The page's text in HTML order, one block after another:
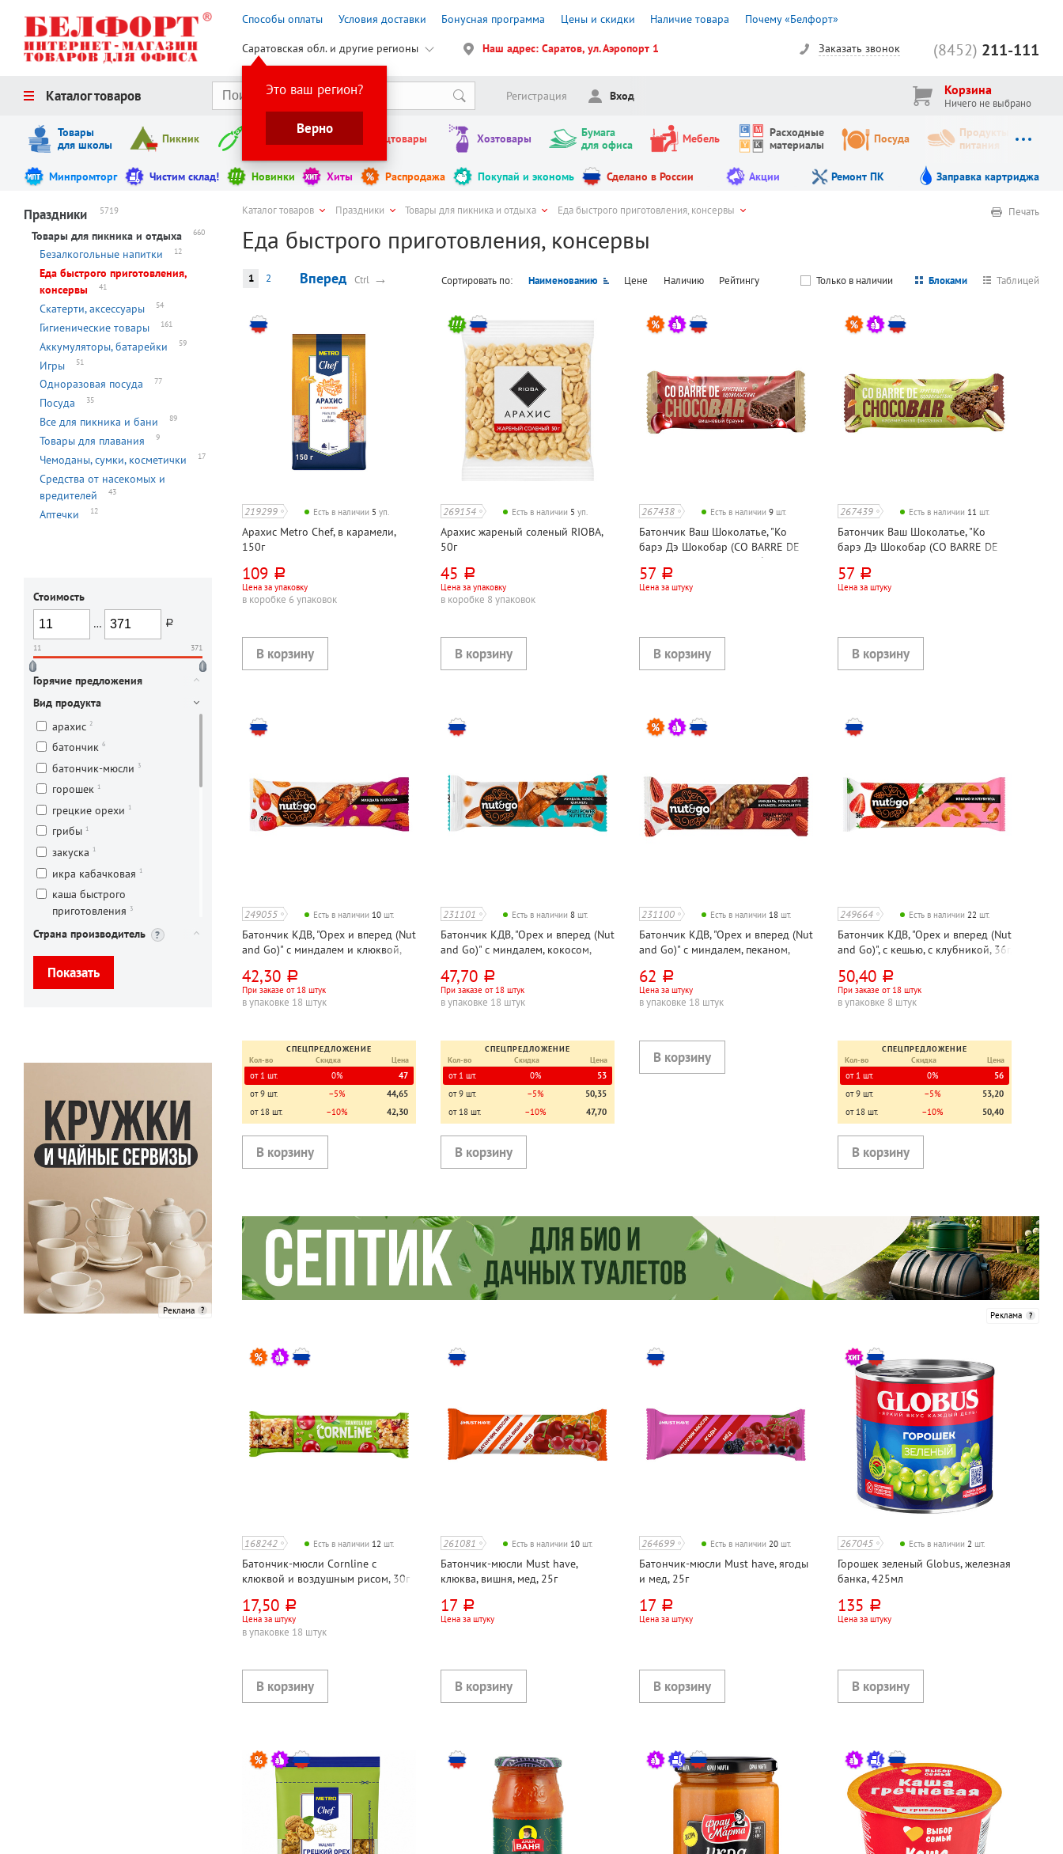
Способы оплаты Условия доставки Бонусная программа Цены и скидки Наличие товара Почему «Белфорт»
Саратовская обл. и другие регионы
Это ваш регион?
Верно
Наш адрес: Саратов, ул. Аэропорт 1 (8452) 211-111
Заказать звонок
Каталог товаров Регистрация Вход Корзина
Ничего не выбрано
Товары
для школы
Пикник Инструменты Канцтовары Хозтовары
Бумага
для офиса
Мебель
Расходные
материалы
Посуда
Продукты
питания
Минпромторг Чистим склад! Новинки Хиты Распродажа Покупай и экономь Сделано в России Акции Ремонт ПК Заправка картриджа
Праздники 5719
Товары для пикника и отдыха 660
Безалкогольные напитки 12
Еда быстрого приготовления,
консервы
41
Скатерти, аксессуары 54
Гигиенические товары 161
Аккумуляторы, батарейки 59
Игры 51
Одноразовая посуда 77
Посуда 35
Все для пикника и бани 89
Товары для плавания 9
Чемоданы, сумки, косметички 17
Средства от насекомых и
вредителей
43
Аптечки 12
Стоимость
…
руб.
11 371
Горячие предложения
Вид продукта
арахис 2
батончик 6
батончик-мюсли 3
горошек 1
грецкие орехи 1
грибы 1
закуска 1
икра кабачковая 1
каша быстрого
приготовления 3
кешью
кисель
клюква 1
1
миндаль 2
оливки 1
ореховая смесь 1
фасоль красная
фисташки 1
фруктово-ореховая смесь 2
фундук 2
Страна производитель
Реклама
Каталог товаров Праздники Товары для пикника и отдыха Еда быстрого приготовления, консервы
Еда быстрого приготовления, консервы
Печать
Вперед Ctrl →
1 2 Сортировать по: Наименованию Цене Наличию Рейтингу Только в наличии Блоками Таблицей
219299 Есть в наличии 5 уп.
Арахис Metro Chef, в карамели,
150г
109 руб.
Цена за упаковку
в коробке 6 упаковок
269154 Есть в наличии 5 уп.
Арахис жареный соленый RIOBA,
50г
45 руб.
Цена за упаковку
в коробке 8 упаковок
267438 Есть в наличии9 шт.
Батончик Ваш Шоколатье, "Ко
барэ Дэ Шокобар (CO BARRE DE
CHOCOBAR)" Вишневый брауни,
31г
57 руб.
Цена за штуку
267439 Есть в наличии 11 шт.
Батончик Ваш Шоколатье, "Ко
барэ Дэ Шокобар (CO BARRE DE
фисташка, 27г, мультизлаковый
57 руб.
Цена за штуку
249055 Есть в наличии 10 шт.
Батончик КДВ, "Орех и вперед (Nut
and Go)" с миндалем и клюквой,
42,30 руб.
При заказе от 18 штук
в упаковке 18 штук
СПЕЦПРЕДЛОЖЕНИЕ
Кол-во
Скидка Цена
от 1 шт. 0%
47
от 9 шт.
−5%
44,65
от 18 шт.
−10% 42,30
231101 Есть в наличии8 шт.
Батончик КДВ, "Орех и вперед (Nut
and Go)" с миндалем, кокосом,
47,70 руб.
При заказе от 18 штук
в упаковке 18 штук
СПЕЦПРЕДЛОЖЕНИЕ
Кол-во
Скидка Цена
от 1 шт. 0%
53
от 9 шт.
−5%
50,35
от 18 шт.
−10% 47,70
231100 Есть в наличии 18 шт.
Батончик КДВ, "Орех и вперед (Nut
and Go)" с миндалем, пеканом,
62 руб.
Цена за штуку
в упаковке 18 штук
249664 Есть в наличии22 шт.
Батончик КДВ, "Орех и вперед (Nut
and Go)", с кешью, с клубникой, 36г,
50,40 руб.
При заказе от 18 штук
в упаковке 8 штук
СПЕЦПРЕДЛОЖЕНИЕ
Кол-во
Скидка Цена
от 1 шт. 0%
56
от 9 шт.
−5%
53,20
от 18 шт.
−10% 50,40
Реклама
168242 Есть в наличии 12 шт.
Батончик-мюсли Cornline с
клюквой и воздушным рисом, 30г
17,50 руб.
Цена за штуку
в упаковке 18 штук
261081 Есть в наличии 10 шт.
Батончик-мюсли Must have,
клюква, вишня, мед, 25г
17 руб.
Цена за штуку
264699 Есть в наличии20 шт.
Батончик-мюсли Must have, ягоды
и мед, 25г
17 руб.
Цена за штуку
267045 Есть в наличии2 шт.
Горошек зеленый Globus, железная
банка, 425мл
135 руб.
Цена за штуку